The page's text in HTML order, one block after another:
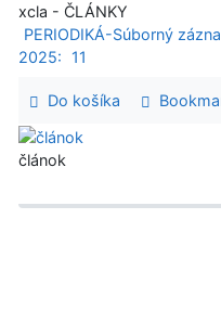
xcla - ČLÁNKY
PERIODIKÁ-Súborný
2025:
11
Do košíka
článok